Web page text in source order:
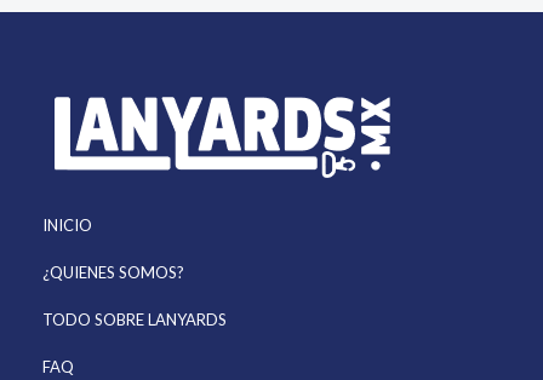
INICIO
¿QUIENES SOMOS?
TODO SOBRE LANYARDS
FAQ